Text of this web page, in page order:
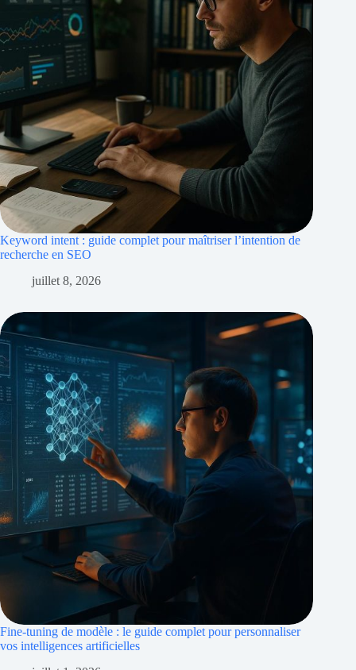
Keyword intent : guide complet pour maîtriser l’intention de
recherche en SEO
juillet 8, 2026
Fine-tuning de modèle : le guide complet pour personnaliser
vos intelligences artificielles